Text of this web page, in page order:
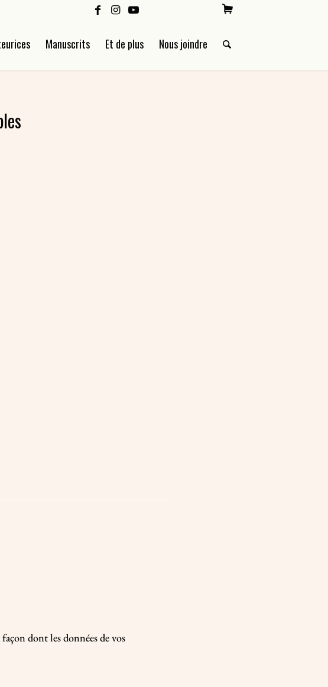
Manuscrits Et de plus Nous joindre
dont les données de vos